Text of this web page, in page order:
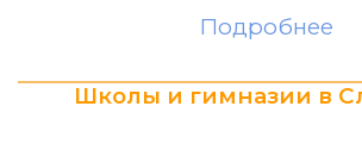
Подробнее
Школы и гимназии в